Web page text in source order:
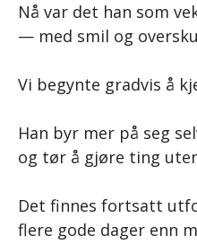
Nå var det han som
— med smil og
Vi begynte gradvis å
Han byr mer på seg
og tør å gjøre ting
Det finnes fortsatt
flere gode dager enn